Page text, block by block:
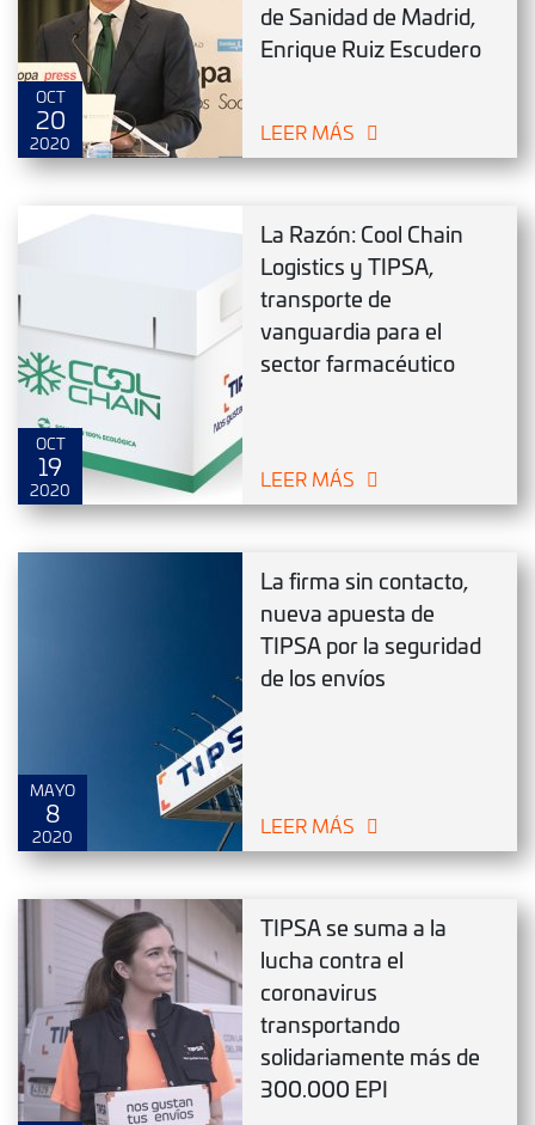
OCT
20
2020
de Sanidad de Madrid,
Enrique Ruiz Escudero
LEER MÁS
OCT
19
2020
La Razón: Cool Chain
Logistics y TIPSA,
transporte de
vanguardia para el
sector farmacéutico
LEER MÁS
MAYO
8
2020
La firma sin contacto,
nueva apuesta de
TIPSA por la seguridad
de los envíos
LEER MÁS
TIPSA se suma a la
lucha contra el
coronavirus
transportando
solidariamente más de
300.000 EPI